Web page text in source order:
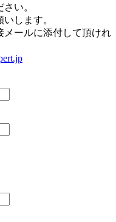
い。
します。
ールに添付して頂けれ